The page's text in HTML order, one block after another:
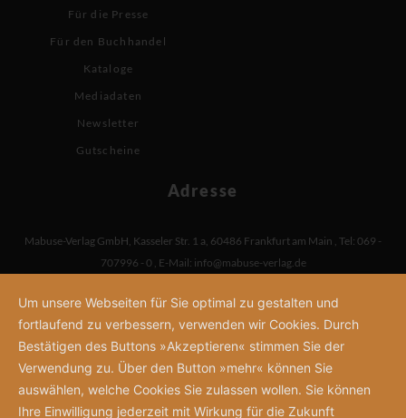
Für die Presse
Für den Buchhandel
Kataloge
Mediadaten
Newsletter
Gutscheine
Adresse
Mabuse-Verlag GmbH, Kasseler Str. 1 a, 60486 Frankfurt am Main , Tel: 069 -
707996 - 0 , E-Mail: info@mabuse-verlag.de
Um unsere Webseiten für Sie optimal zu gestalten und
fortlaufend zu verbessern, verwenden wir Cookies. Durch
Bestätigen des Buttons »Akzeptieren« stimmen Sie der
Verwendung zu. Über den Button »mehr« können Sie
auswählen, welche Cookies Sie zulassen wollen. Sie können
Ihre Einwilligung jederzeit mit Wirkung für die Zukunft